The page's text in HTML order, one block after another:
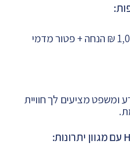
✔ הטבות רישום עד 1,000 ₪ הנחה + פטור מדמי
ומשפט מציעים לך חוויית